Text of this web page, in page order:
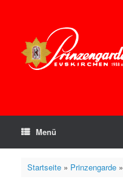
Menü
Startseite» Prinzengarde»